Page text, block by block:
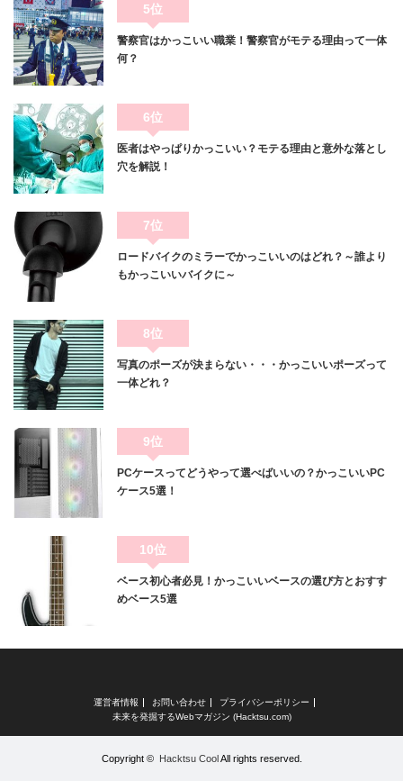
5位
警察官はかっこいい職業！警察官がモテる理由って一体
何？
6位
医者はやっぱりかっこいい？モテる理由と意外な落とし
穴を解説！
7位
ロードバイクのミラーでかっこいいのはどれ？～誰より
もかっこいいバイクに～
8位
写真のポーズが決まらない・・・かっこいいポーズって
一体どれ？
9位
PCケースってどうやって選べばいいの？かっこいいPC
ケース5選！
10位
ベース初心者必見！かっこいいベースの選び方とおすす
めベース5選
運営者情報 お問い合わせ
プライバシーポリシー
未来を発掘するWebマガジン (Hacktsu.com)
Copyright © Hacktsu CoolAll rights reserved.